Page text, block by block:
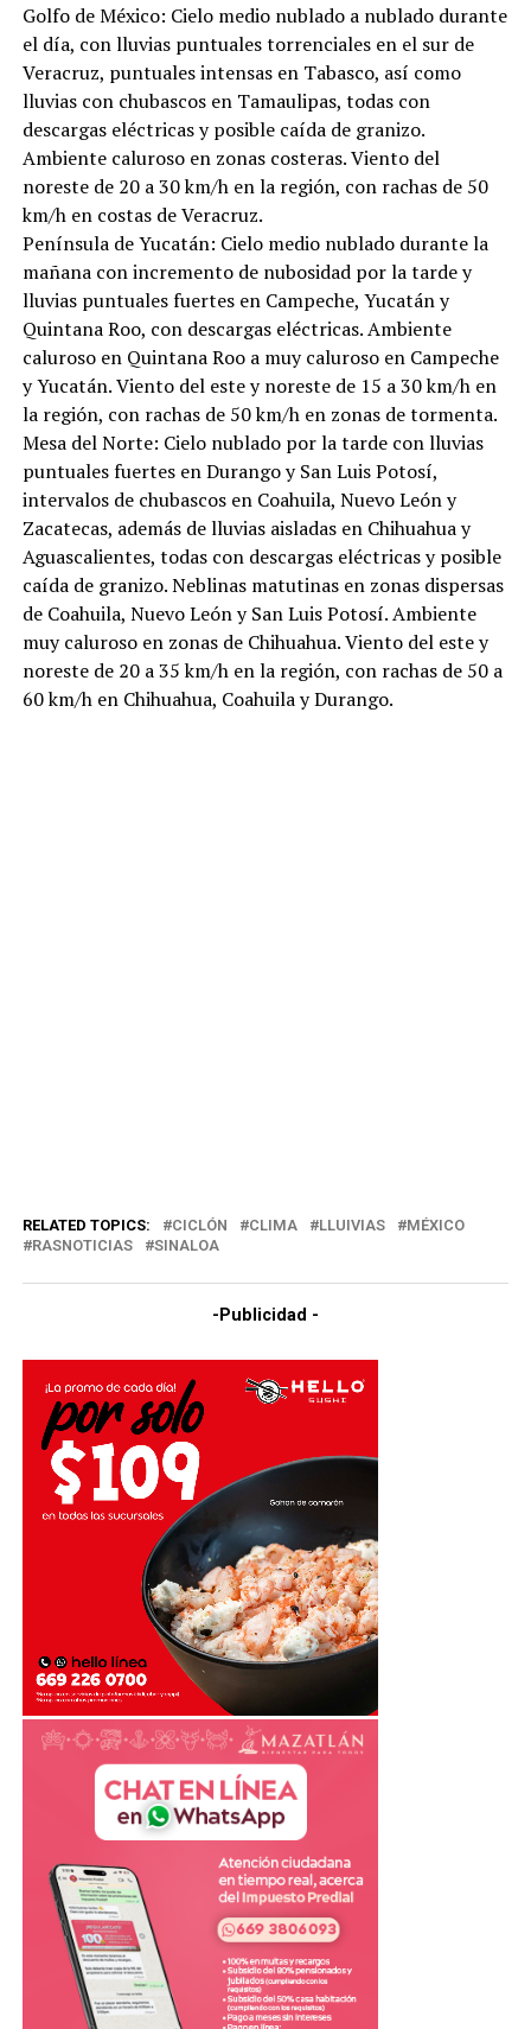
Golfo de México: Cielo medio nublado a nublado durante
el día, con lluvias puntuales torrenciales en el sur de
Veracruz, puntuales intensas en Tabasco, así como
lluvias con chubascos en Tamaulipas, todas con
descargas eléctricas y posible caída de granizo.
Ambiente caluroso en zonas costeras. Viento del
noreste de 20 a 30 km/h en la región, con rachas de 50
km/h en costas de Veracruz.
Península de Yucatán: Cielo medio nublado durante la
mañana con incremento de nubosidad por la tarde y
lluvias puntuales fuertes en Campeche, Yucatán y
Quintana Roo, con descargas eléctricas. Ambiente
caluroso en Quintana Roo a muy caluroso en Campeche
y Yucatán. Viento del este y noreste de 15 a 30 km/h en
la región, con rachas de 50 km/h en zonas de tormenta.
Mesa del Norte: Cielo nublado por la tarde con lluvias
puntuales fuertes en Durango y San Luis Potosí,
intervalos de chubascos en Coahuila, Nuevo León y
Zacatecas, además de lluvias aisladas en Chihuahua y
Aguascalientes, todas con descargas eléctricas y posible
caída de granizo. Neblinas matutinas en zonas dispersas
de Coahuila, Nuevo León y San Luis Potosí. Ambiente
muy caluroso en zonas de Chihuahua. Viento del este y
noreste de 20 a 35 km/h en la región, con rachas de 50 a
60 km/h en Chihuahua, Coahuila y Durango.
RELATED TOPICS: CICLÓN CLIMA LLUIVIAS
MÉXICO
RASNOTICIAS
SINALOA
-Publicidad -